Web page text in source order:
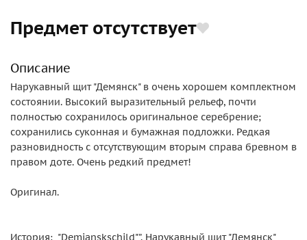
Предмет отсутствует
Описание
Нарукавный щит "Демянск" в очень хорошем комплектном
состоянии. Высокий выразительный рельеф, почти
полностью сохранилось оригинальное серебрение;
сохранились суконная и бумажная подложки. Редкая
разновидность с отсутствующим вторым справа бревном в
правом доте. Очень редкий предмет!
Оригинал.
История: "Demjanskschild"”. Нарукавный щит "Демянск"